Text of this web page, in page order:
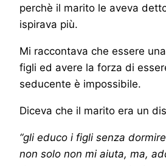
perchè il marito le aveva
ispirava più.
Mi raccontava che essere
figli ed avere la forza di
seducente è impossibile.
Diceva che il marito era un
“gli educo i figli senza
non solo non mi aiuta, ma,